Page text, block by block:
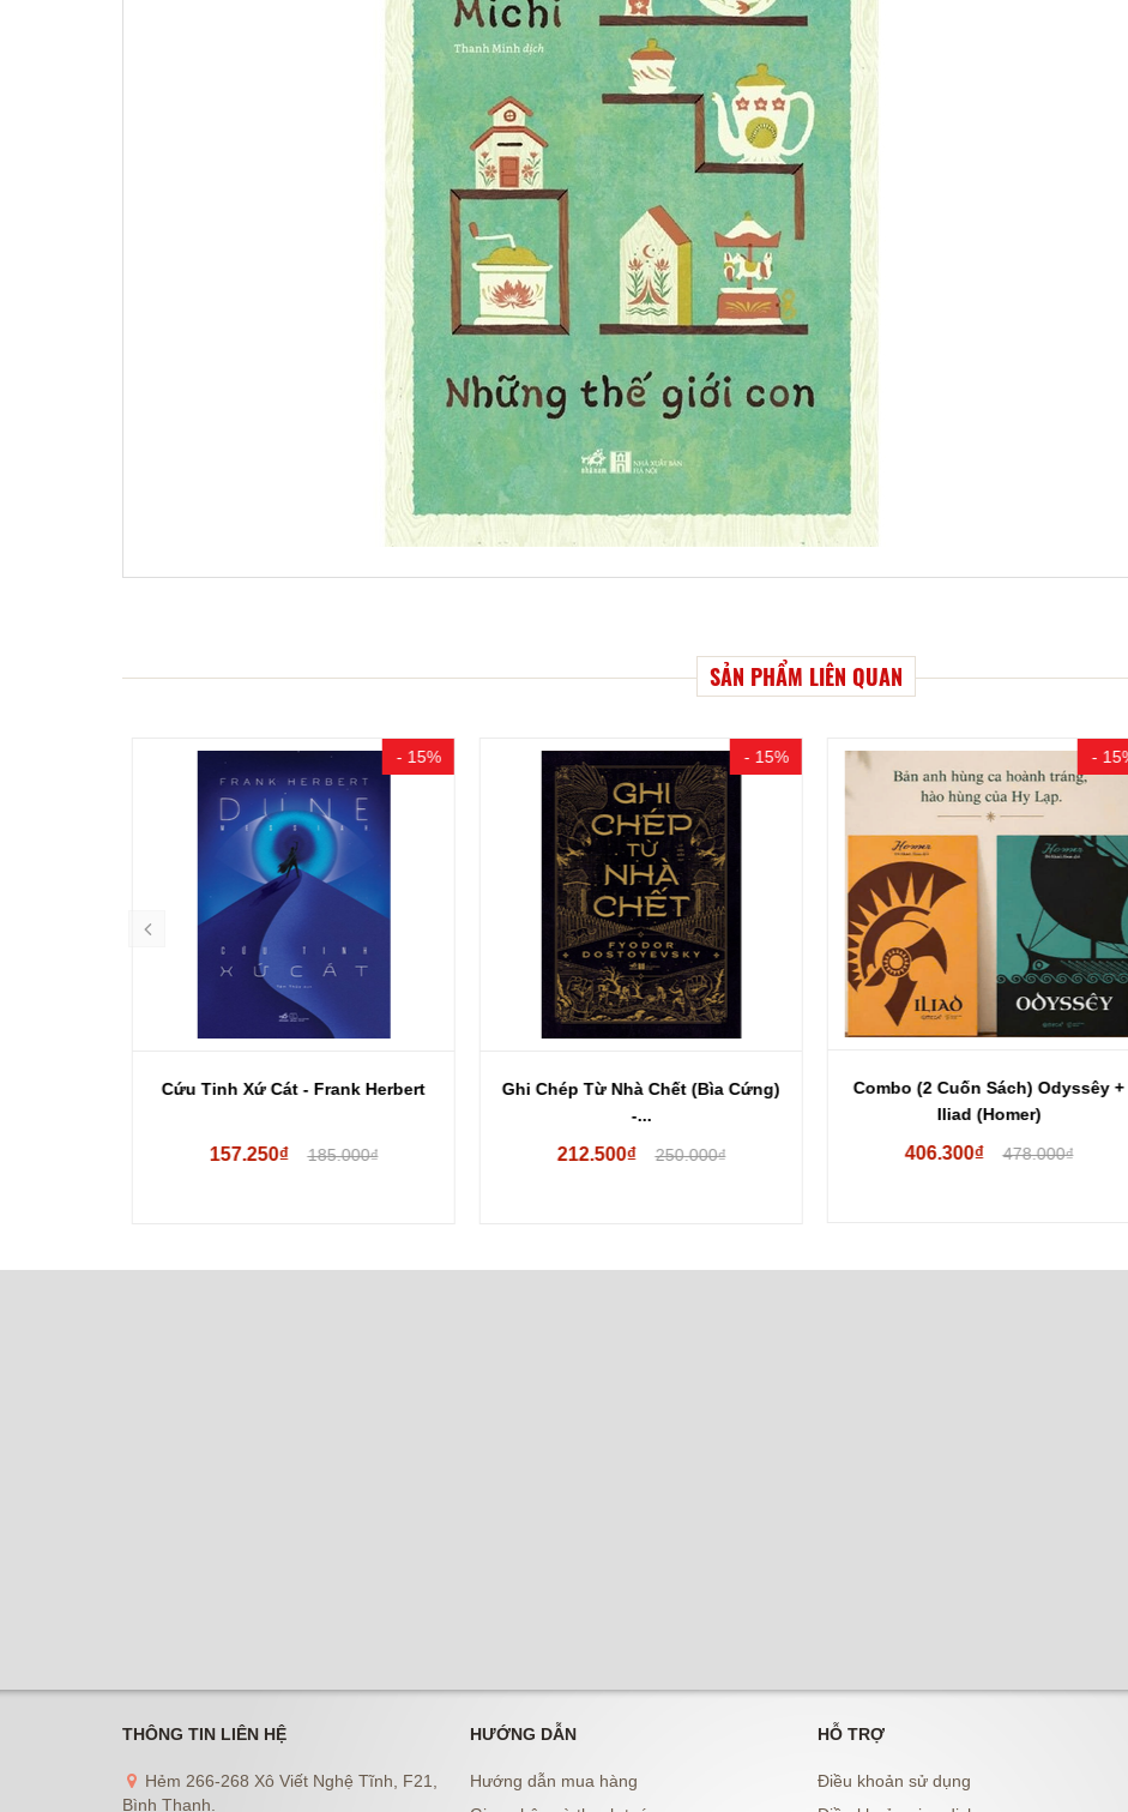
SẢN PHẨM LIÊN QUAN
- 15%
Cứu Tinh Xứ Cát - Frank Herbert
157.250₫ 185.000₫
- 15%
Ghi Chép Từ Nhà Chết (Bìa Cứng)
-...
212.500₫ 250.000₫
- 15%
Combo (2 Cuốn Sách) Odyssêy +
Iliad (Homer)
406.300₫ 478.000₫
THÔNG TIN LIÊN HỆ
Hẻm 266-268 Xô Viết Nghệ Tĩnh, F21,
Bình Thạnh.
HƯỚNG DẪN
Hướng dẫn mua hàng
HỖ TRỢ
Điều khoản sử dụng